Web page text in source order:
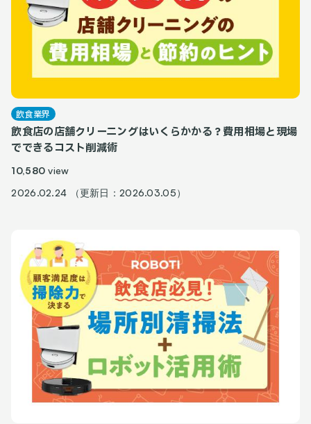
飲食業界
飲食店の店舗クリーニングはいくらかかる？費用相場と現場
でできるコスト削減術
10,580view
2026.02.24 （更新日：2026.03.05）